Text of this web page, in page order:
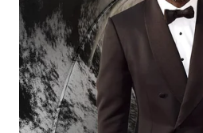
WN
SUKABUMI
WN
PURWAKARTA